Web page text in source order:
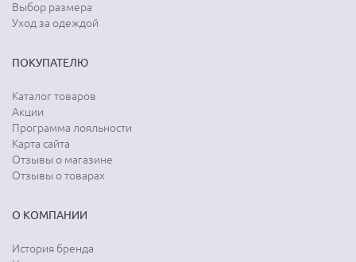
Выбор размера
Уход за одеждой
ПОКУПАТЕЛЮ
Каталог товаров
Акции
Программа лояльности
Карта сайта
Отзывы о магазине
Отзывы о товарах
О КОМПАНИИ
История бренда